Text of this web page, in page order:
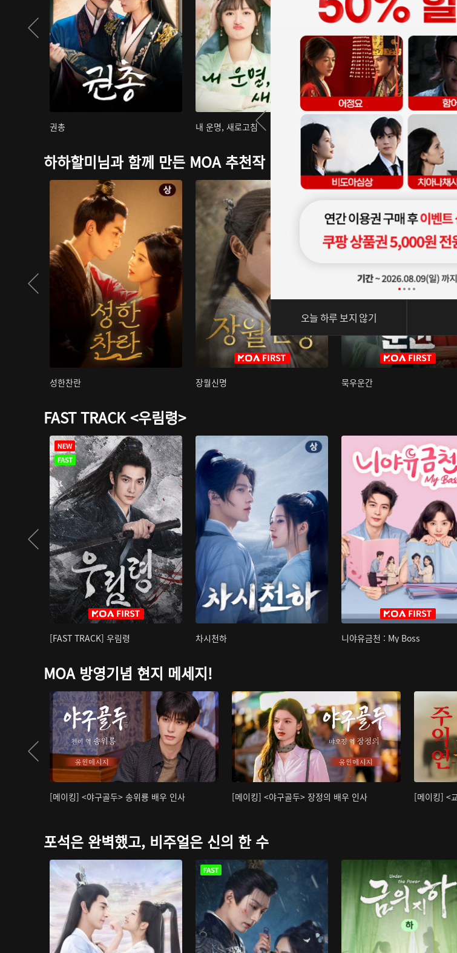
권총 내 운명, 새로고침
하하할미님과 함께 만든 MOA 추천작
성한찬란 장월신명 묵우운간
FAST TRACK <우림령>
[FAST TRACK] 우림령 차시천하 니야유금천 : My Boss
MOA 방영기념 현지 메세지!
[메이킹] <야구골두> 송위룡 배우 인사 [메이킹] <야구골두> 장정의 배우 인사 [메이킹] <
포석은 완벽했고, 비주얼은 신의 한 수
오늘 하루 보지 않기